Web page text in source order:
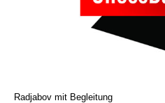
Radjabov mit Begleitung